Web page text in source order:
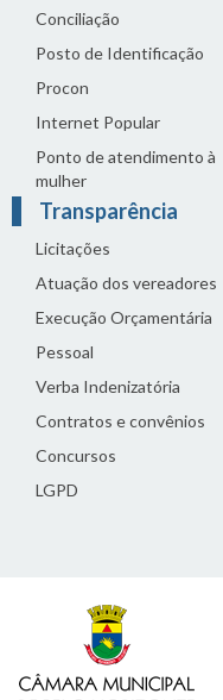
Conciliação
Posto de Identificação
Procon
Internet Popular
Ponto de atendimento à
mulher
Transparência
Licitações
Atuação dos vereadores
Execução Orçamentária
Pessoal
Verba Indenizatória
Contratos e convênios
Concursos
LGPD